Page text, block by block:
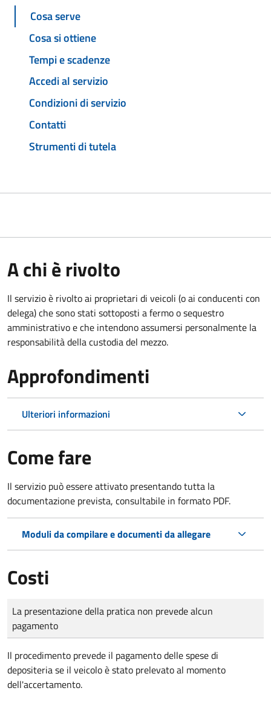
Cosa serve
Cosa si ottiene
Tempi e scadenze
Accedi al servizio
Condizioni di servizio
Contatti
Strumenti di tutela
A chi è rivolto
Il servizio è rivolto ai proprietari di veicoli (o ai conducenti con
delega) che sono stati sottoposti a fermo o sequestro
amministrativo e che intendono assumersi personalmente la
responsabilità della custodia del mezzo.
Approfondimenti
Ulteriori informazioni
Come fare
Il servizio può essere attivato presentando tutta la
documentazione prevista, consultabile in formato PDF.
Moduli da compilare e documenti da allegare
Costi
Tipo di pagamento
Importo
La presentazione della pratica non prevede alcun
pagamento
Il procedimento prevede il pagamento delle spese di
depositeria se il veicolo è stato prelevato al momento
dell'accertamento.